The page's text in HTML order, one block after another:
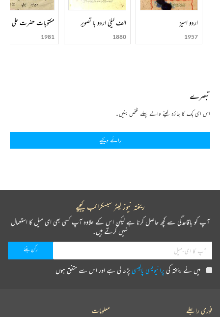
اردو اسیز
1957
الف لیلیٰ اردو با تصویر
1880
مکتوبات حضرت علی
1981
تبصرے
اس ای بک کا جائزہ لینے والے پہلے شخص بنیں۔
رائے دیجیے
ریختہ نیوز لیٹر سبسکرائب کیجیے
آپ کو باقاعدگی سے کچھ حاصل کرنا ہے لیکن اس کے علاوہ آپ کسی بھی ای میل کا استعمال
نہیں کرتے ہیں۔
میں نے ریختہ کیپرائیویسی پالیسیپڑھ لی ہے اور اس سے متفق ہوں
فوری رابطے معلومات